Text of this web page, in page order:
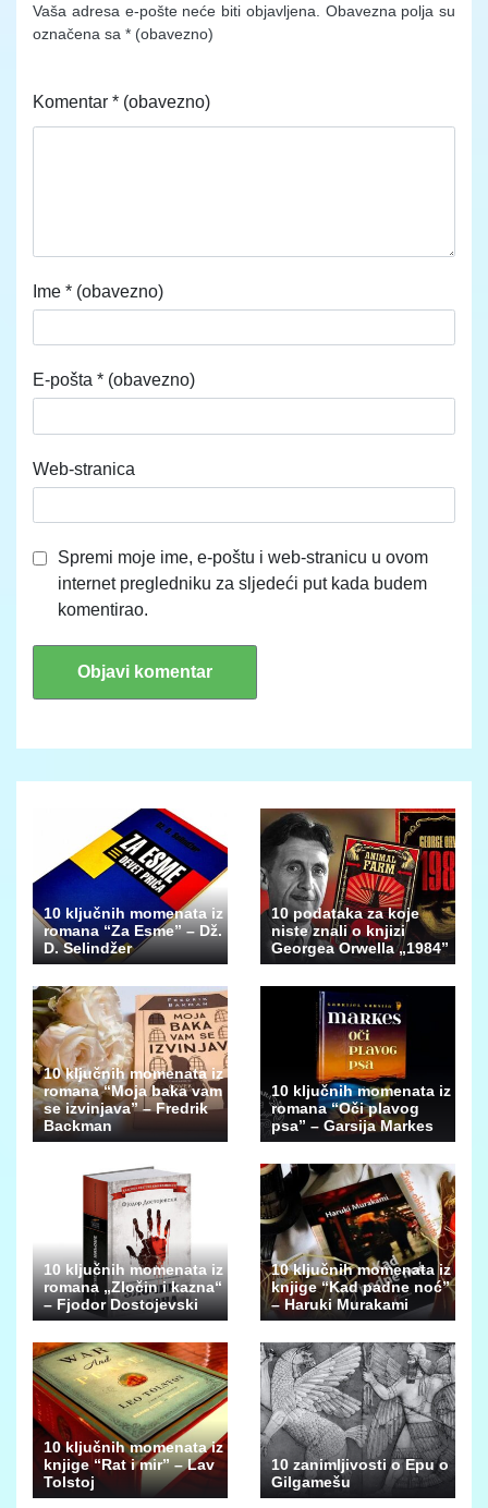
Vaša adresa e-pošte neće biti objavljena.
Obavezna polja su
označena sa * (obavezno)
Komentar * (obavezno)
Ime * (obavezno)
E-pošta * (obavezno)
Web-stranica
Spremi moje ime, e-poštu i web-stranicu u ovom
internet pregledniku za sljedeći put kada budem
komentirao.
10 ključnih momenata iz
romana “Za Esme” – Dž.
D. Selindžer
10 podataka za koje
niste znali o knjizi
Georgea Orwella „1984”
10 ključnih momenata iz
romana “Moja baka vam
se izvinjava” – Fredrik
Backman
10 ključnih momenata iz
romana “Oči plavog
psa” – Garsija Markes
10 ključnih momenata iz
romana „Zločin i kazna“
– Fjodor Dostojevski
10 ključnih momenata iz
knjige “Kad padne noć”
– Haruki Murakami
10 ključnih momenata iz
knjige “Rat i mir” – Lav
Tolstoj
10 zanimljivosti o Epu o
Gilgamešu